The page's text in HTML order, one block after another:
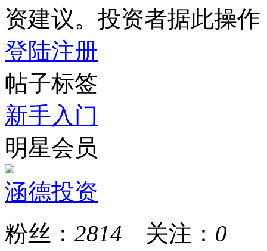
资建议。投资者据此操
登陆注册
帖子标签
新手入门
明星会员
涵德投资
粉丝： 2814 关注： 0